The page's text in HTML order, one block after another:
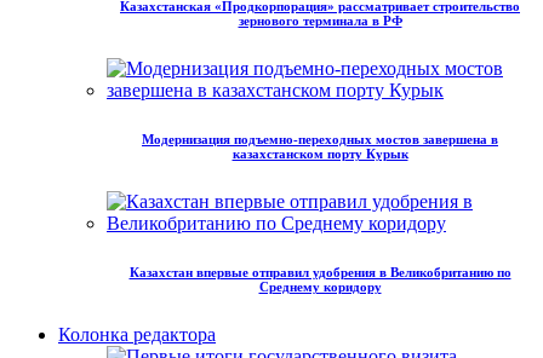
Казахстанская «Продкорпорация» рассматривает строительство
зернового терминала в РФ
Модернизация подъемно-переходных мостов завершена в
казахстанском порту Курык
Казахстан впервые отправил удобрения в Великобританию по
Среднему коридору
Колонка редактора